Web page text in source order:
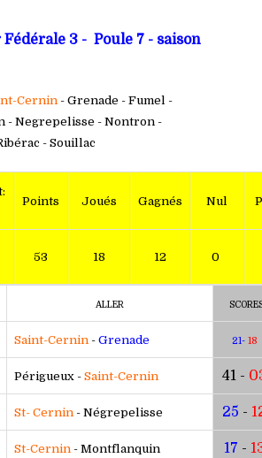
3 - Poule 7 - saison
Cernin - Grenade - Fumel -
- Negrepelisse - Nontron -
- Souillac
Points Joués Gagnés Nul
53 18 12 0
ALLER
Saint-Cernin - Grenade 21- 18
Périgueux - Saint-Cernin 41 -
St- Cernin - Négrepelisse 25 -
St-Cernin - Montflanquin 17 -